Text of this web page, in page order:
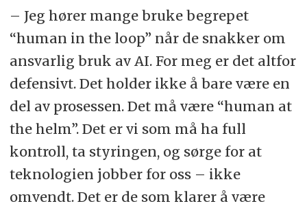
– Jeg hører mange bruke begrepet
“human in the loop” når de snakker om
ansvarlig bruk av AI. For meg er det altfor
defensivt. Det holder ikke å bare være en
del av prosessen. Det må være “human at
the helm”. Det er vi som må ha full
kontroll, ta styringen, og sørge for at
teknologien jobber for oss – ikke
omvendt. Det er de som klarer å være